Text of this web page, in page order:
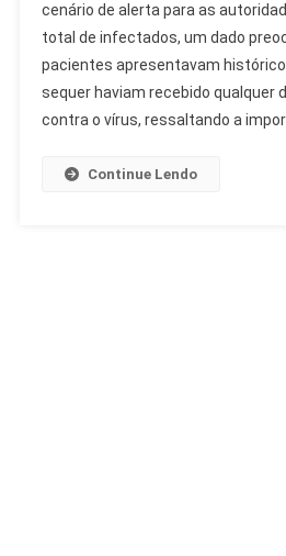
Paulo:
23
Casos
Confirmados
cenário de alerta para as
total de infectados, um dado
pacientes apresentavam
sequer haviam recebido qualquer
contra o vírus, ressaltando a
Continue Lendo